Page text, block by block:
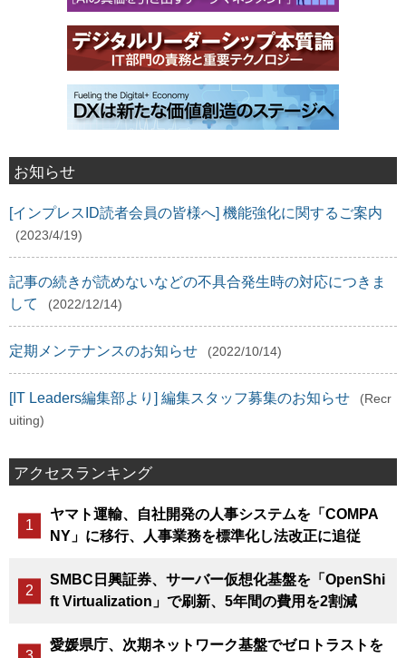
お知らせ
[インプレスID読者会員の皆様へ] 機能強化に関するご案内
(2023/4/19)
記事の続きが読めないなどの不具合発生時の対応につきま
して
(2022/12/14)
定期メンテナンスのお知らせ (2022/10/14)
[IT Leaders編集部より] 編集スタッフ募集のお知らせ
(Recr
uiting)
アクセスランキング
ヤマト運輸、自社開発の人事システムを「COMPA
NY」に移行、人事業務を標準化し法改正に追従
SMBC日興証券、サーバー仮想化基盤を「OpenShi
ft Virtualization」で刷新、5年間の費用を2割減
愛媛県庁、次期ネットワーク基盤でゼロトラストを